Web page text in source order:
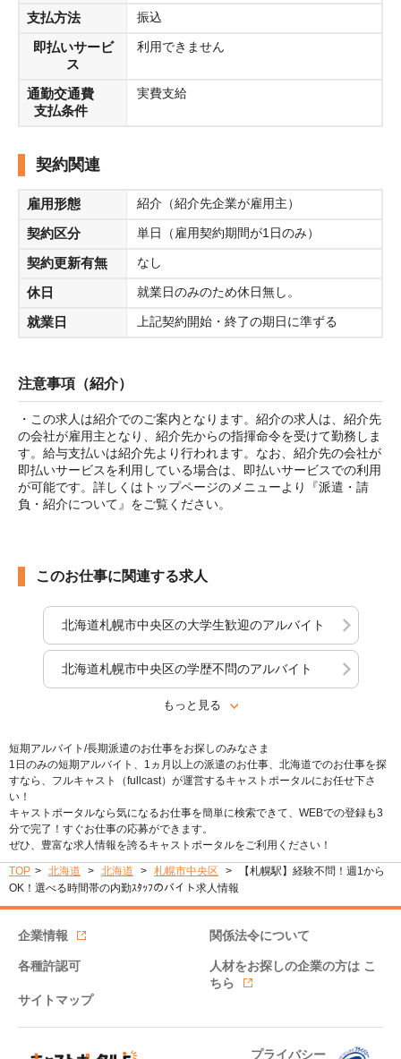
支払方法 振込
即払いサービ
ス
利用できません
通勤交通費
支払条件
実費支給
契約関連
雇用形態 紹介（紹介先企業が雇用主）
契約区分 単日（雇用契約期間が1日のみ）
契約更新有無 なし
休日 就業日のみのため休日無し。
就業日 上記契約開始・終了の期日に準ずる
注意事項（紹介）
・この求人は紹介でのご案内となります。紹介の求人は、紹介先
の会社が雇用主となり、紹介先からの指揮命令を受けて勤務しま
す。給与支払いは紹介先より行われます。なお、紹介先の会社が
即払いサービスを利用している場合は、即払いサービスでの利用
が可能です。詳しくはトップページのメニューより『派遣・請
負・紹介について』をご覧ください。
このお仕事に関連する求人
北海道札幌市中央区の大学生歓迎のアルバイト
北海道札幌市中央区の学歴不問のアルバイト
もっと見る
短期アルバイト/長期派遣のお仕事をお探しのみなさま
1日のみの短期アルバイト、1ヵ月以上の派遣のお仕事、北海道でのお仕事を探
すなら、フルキャスト（fullcast）が運営するキャストポータルにお任せ下さ
い！
キャストポータルなら気になるお仕事を簡単に検索できて、WEBでの登録も3
分で完了！すぐお仕事の応募ができます。
ぜひ、豊富な求人情報を誇るキャストポータルをご利用ください！
TOP 北海道 北海道 札幌市中央区
【札幌駅】経験不問！週1から
OK！選べる時間帯の内勤ｽﾀｯﾌのバイト求人情報
企業情報 関係法令について
各種許認可 人材をお探しの企業の方は こ
ちら
サイトマップ
プライバシー